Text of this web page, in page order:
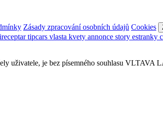
Zásady zpracování osobních údajů Cookies
ireceptartipcars vlasta kvety annonce story estranky
uživatele, je bez písemného souhlasu